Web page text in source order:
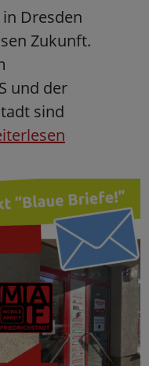
Dresden
Zukunft.
und der
sind